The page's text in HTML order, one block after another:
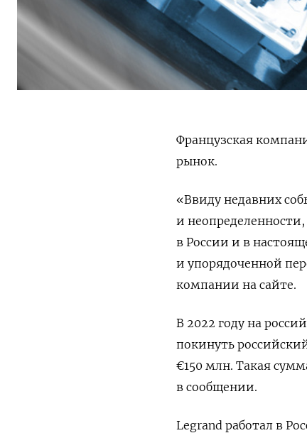
Французская
рынок.
«Ввиду недавних
и
в России и в
и упорядоченной
компании на сайте.
В 2022 году на
покинуть
€150 млн. Такая
в сообщении.
Legrand работал в